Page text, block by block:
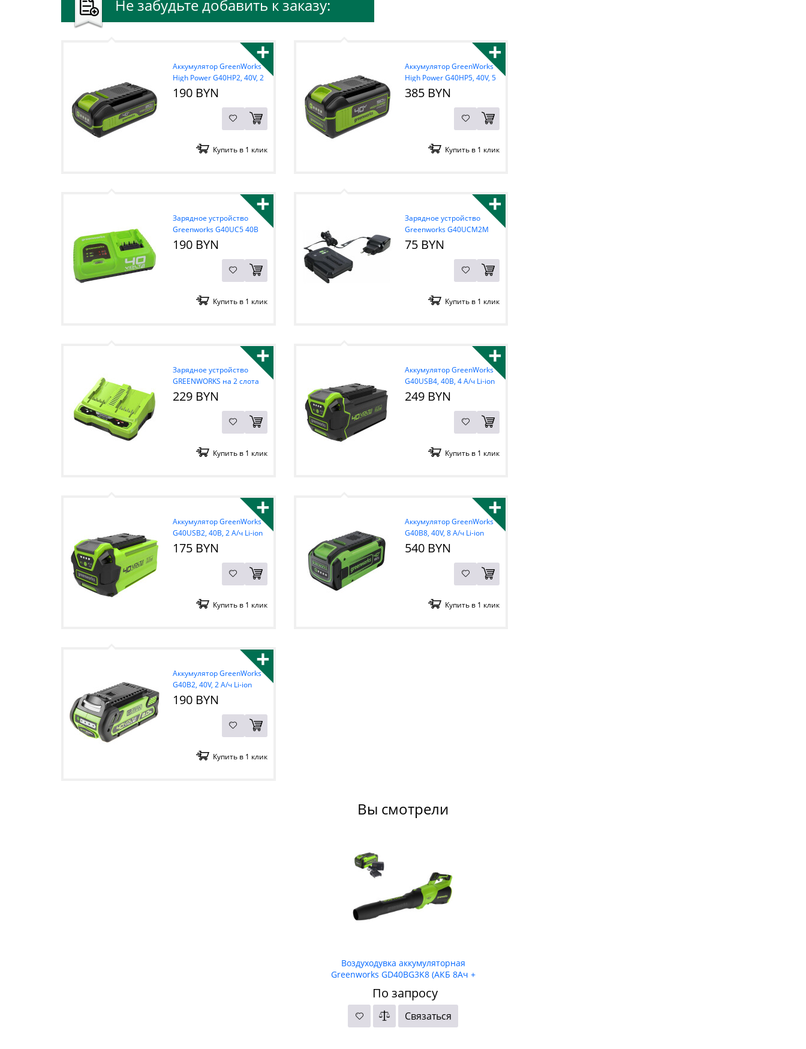
Не забудьте добавить к заказу:
+
Аккумулятор GreenWorks
High Power G40HP2, 40V, 2
А/ч Li-ion
190 BYN
Купить в 1 клик
+
Аккумулятор GreenWorks
High Power G40HP5, 40V, 5
А/ч Li-ion
385 BYN
Купить в 1 клик
+
Зарядное устройство
Greenworks G40UC5 40В
5А
190 BYN
Купить в 1 клик
+
Зарядное устройство
Greenworks G40UCM2M
40В
75 BYN
Купить в 1 клик
+
Зарядное устройство
GREENWORKS на 2 слота
G40UC8, 40В
229 BYN
Купить в 1 клик
+
Аккумулятор GreenWorks
G40USB4, 40В, 4 А/ч Li-ion
с USB разъемом
249 BYN
Купить в 1 клик
+
Аккумулятор GreenWorks
G40USB2, 40В, 2 А/ч Li-ion
с USB разъемом
175 BYN
Купить в 1 клик
+
Аккумулятор GreenWorks
G40B8, 40V, 8 А/ч Li-ion
540 BYN
Купить в 1 клик
+
Аккумулятор GreenWorks
G40B2, 40V, 2 А/ч Li-ion
190 BYN
Купить в 1 клик
Вы смотрели
Воздуходувка аккумуляторная
Greenworks GD40BG3K8 (АКБ 8Ач +
По запросу
Связаться